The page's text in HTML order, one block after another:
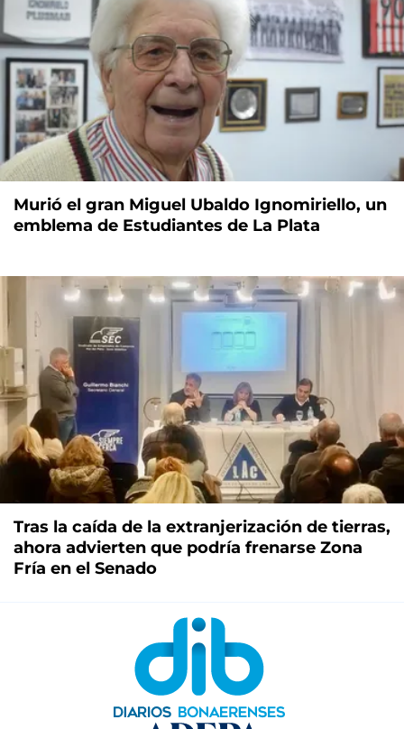
Murió el gran Miguel Ubaldo Ignomiriello, un
emblema de Estudiantes de La Plata
Tras la caída de la extranjerización de tierras,
ahora advierten que podría frenarse Zona
Fría en el Senado